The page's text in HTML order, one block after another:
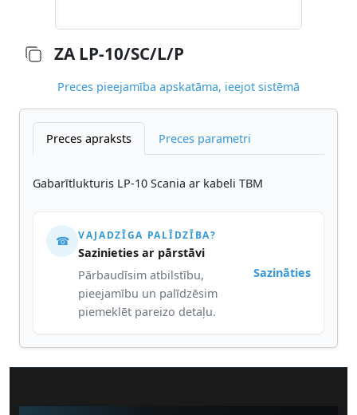
ZA LP-10/SC/L/P
Preces pieejamība apskatāma, ieejot sistēmā
Preces apraksts Preces parametri
Gabarītlukturis LP-10 Scania ar kabeli TBM
☎ VAJADZĪGA PALĪDZĪBA?
Sazinieties ar pārstāvi
Pārbaudīsim atbilstību,
pieejamību un palīdzēsim
piemeklēt pareizo detaļu.
Sazināties